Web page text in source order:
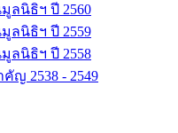
ลนิธิฯ ปี 2560
ลนิธิฯ ปี 2559
ลนิธิฯ ปี 2558
ญ 2538 - 2549